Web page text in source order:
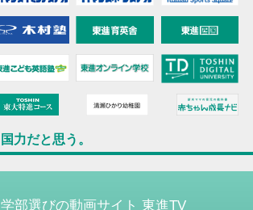
力だと思う。
部選びの動画サイト 東進TV